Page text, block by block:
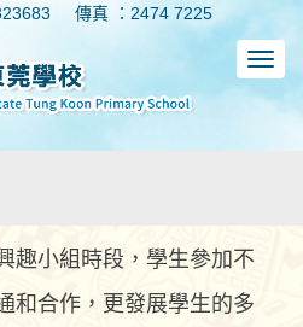
傳真 ：2474 7225
趣小組時段，學生參加不
和合作，更發展學生的多